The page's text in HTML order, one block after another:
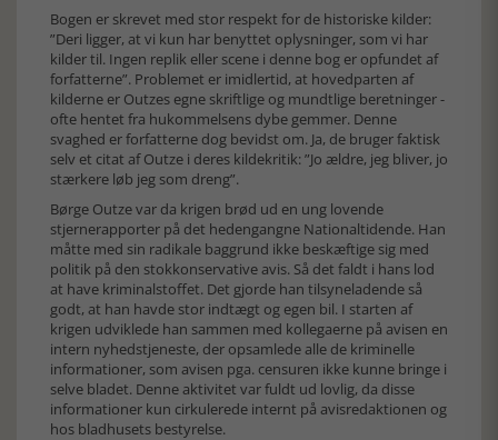
Bogen er skrevet med stor respekt for de historiske kilder:
”Deri ligger, at vi kun har benyttet oplysninger, som vi har
kilder til. Ingen replik eller scene i denne bog er opfundet af
forfatterne”. Problemet er imidlertid, at hovedparten af
kilderne er Outzes egne skriftlige og mundtlige beretninger -
ofte hentet fra hukommelsens dybe gemmer. Denne
svaghed er forfatterne dog bevidst om. Ja, de bruger faktisk
selv et citat af Outze i deres kildekritik: ”Jo ældre, jeg bliver, jo
stærkere løb jeg som dreng”.
Børge Outze var da krigen brød ud en ung lovende
stjernerapporter på det hedengangne Nationaltidende. Han
måtte med sin radikale baggrund ikke beskæftige sig med
politik på den stokkonservative avis. Så det faldt i hans lod
at have kriminalstoffet. Det gjorde han tilsyneladende så
godt, at han havde stor indtægt og egen bil. I starten af
krigen udviklede han sammen med kollegaerne på avisen en
intern nyhedstjeneste, der opsamlede alle de kriminelle
informationer, som avisen pga. censuren ikke kunne bringe i
selve bladet. Denne aktivitet var fuldt ud lovlig, da disse
informationer kun cirkulerede internt på avisredaktionen og
hos bladhusets bestyrelse.